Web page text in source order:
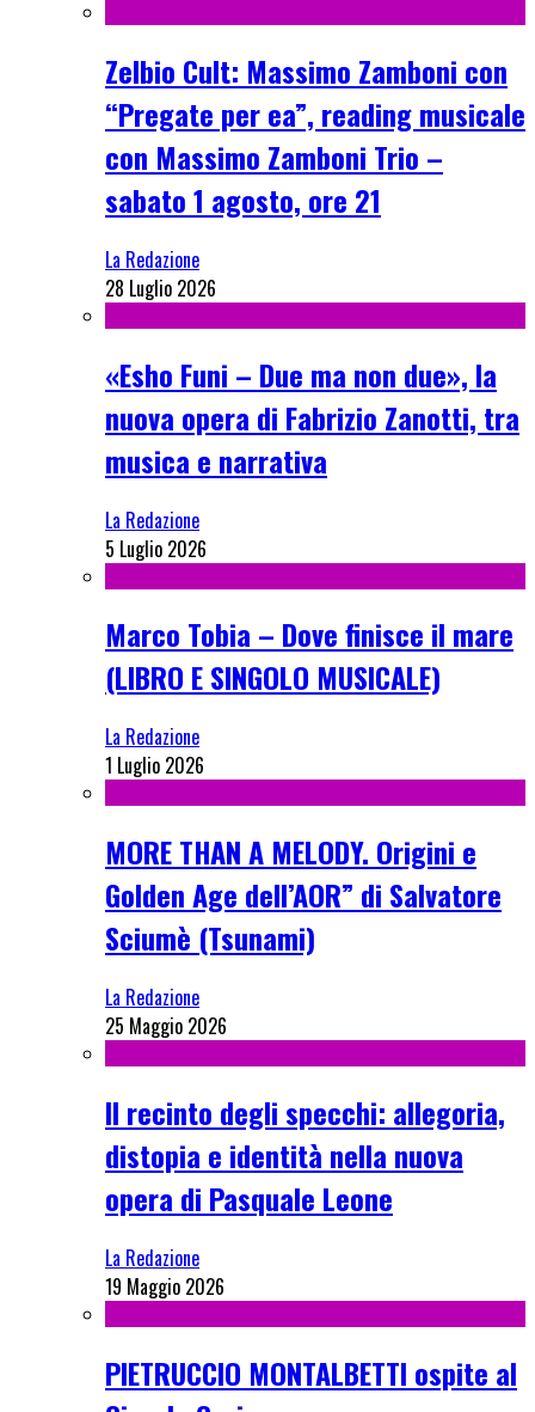
Zelbio Cult: Massimo Zamboni con
“Pregate per ea”, reading musicale
con Massimo Zamboni Trio –
sabato 1 agosto, ore 21
La Redazione
28 Luglio 2026
«Esho Funi – Due ma non due», la
nuova opera di Fabrizio Zanotti, tra
musica e narrativa
La Redazione
5 Luglio 2026
Marco Tobia – Dove finisce il mare
(LIBRO E SINGOLO MUSICALE)
La Redazione
1 Luglio 2026
MORE THAN A MELODY. Origini e
Golden Age dell’AOR” di Salvatore
Sciumè (Tsunami)
La Redazione
25 Maggio 2026
Il recinto degli specchi: allegoria,
distopia e identità nella nuova
opera di Pasquale Leone
La Redazione
19 Maggio 2026
PIETRUCCIO MONTALBETTI ospite al